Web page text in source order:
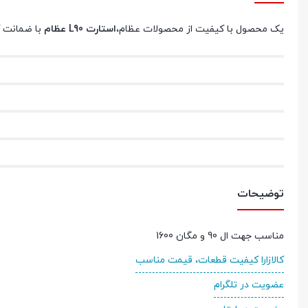
یک محصول با کیفیت از محصولات عظام،استارت L90 عظام با ضمانت
توضیحات
مناسب جهت ال 90 و مگان 1600
کالازارا کیفیت قطعات، قیمت مناسب
عضویت در تلگرام